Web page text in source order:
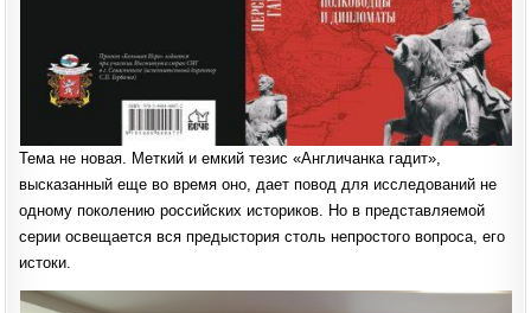
Тема не новая. Меткий и емкий тезис «Англичанка гадит»,
высказанный еще во время оно, дает повод для исследований не
одному поколению российских историков. Но в представляемой
серии освещается вся предыстория столь непростого вопроса, его
истоки.